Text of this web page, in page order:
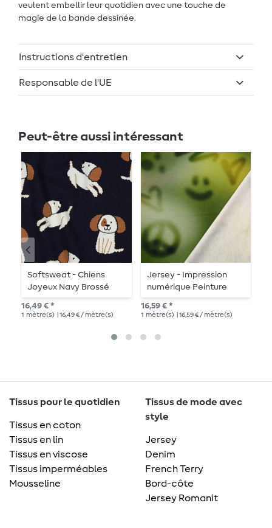
veulent embellir leur quotidien avec une touche de
magie de la bande dessinée.
Instructions d'entretien
Responsable de l'UE
Peut-être aussi intéressant
Softsweat - Chiens
Joyeux Navy Brossé
16,49 € *
1 mètre(s) | 16,49 € / mètre(s)
Jersey - Impression
numérique Peinture
graffiti Kaki
16,59 € *
1 mètre(s) | 16,59 € / mètre(s)
Tissus pour le quotidien
Tissus en coton
Tissus en lin
Tissus en viscose
Tissus imperméables
Mousseline
Tissus de mode avec
style
Jersey
Denim
French Terry
Bord-côte
Jersey Romanit